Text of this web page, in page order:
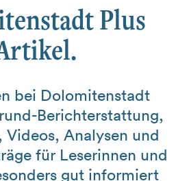
Plus
bei Dolomitenstadt
Berichterstattung,
Videos, Analysen und
für Leserinnen und
gut informiert